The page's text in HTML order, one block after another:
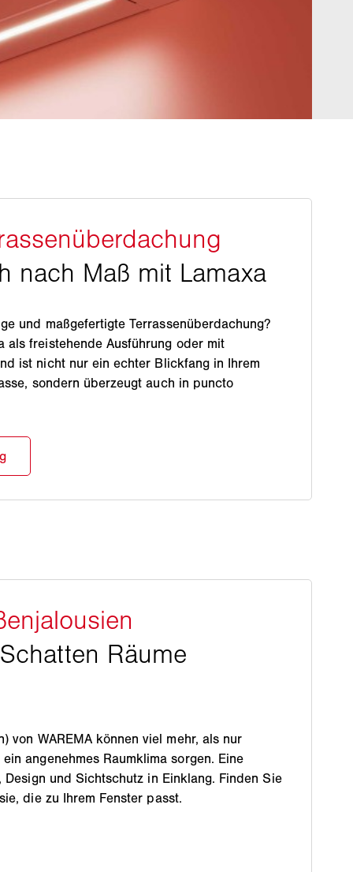
und maßgefertigte Terrassenüberdachung?
als freistehende Ausführung oder mit
ist nicht nur ein echter Blickfang in Ihrem
sondern überzeugt auch in puncto
von WAREMA können viel mehr, als nur
angenehmes Raumklima sorgen. Eine
und Sichtschutz in Einklang. Finden Sie
die zu Ihrem Fenster passt.